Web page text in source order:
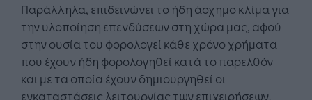
Παράλληλα, επιδεινώνει το ήδη άσχημο κλίμα για
την υλοποίηση επενδύσεων στη χώρα μας, αφού
στην ουσία του φορολογεί κάθε χρόνο χρήματα
που έχουν ήδη φορολογηθεί κατά το παρελθόν
και με τα οποία έχουν δημιουργηθεί οι
εγκαταστάσεις λειτουργίας των επιχειρήσεων.